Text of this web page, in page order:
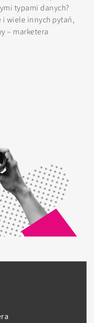
typami danych?
i wiele innych pytań,
– marketera